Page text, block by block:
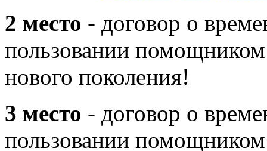
2 место - договор о
пользовании
нового поколения!
3 место - договор о
пользовании